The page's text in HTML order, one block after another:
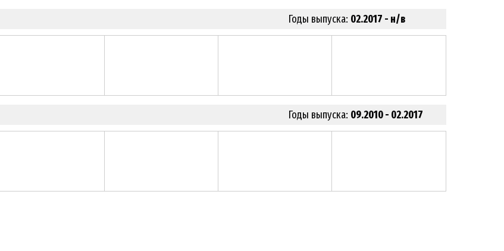
Годы выпуска: 02.2017 - н/в
Годы выпуска: 09.2010 - 02.2017